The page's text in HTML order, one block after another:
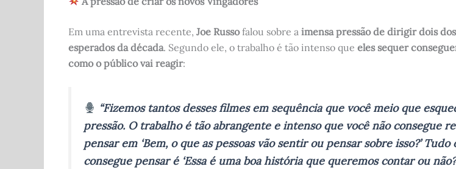
Em uma entrevista recente, Joe Russofalou sobre a imensa pressão de dirigir dois
esperados da década. Segundo ele, o trabalho é tão intenso que eles sequer
como o público vai reagir:
“Fizemos tantos desses filmes em sequência que você meio que
pressão. O trabalho é tão abrangente e intenso que você não consegue
pensar em ‘Bem, o que as pessoas vão sentir ou pensar sobre isso?’ Tudo
consegue pensar é ‘Essa é uma boa história que queremos contar ou